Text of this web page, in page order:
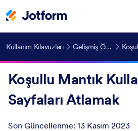
Kullanım Kılavuzları Gelişmiş Özellikler
Koşullu Mantık
Sayfaları Atlamak
Son Güncellenme: 13 Kasım 2023